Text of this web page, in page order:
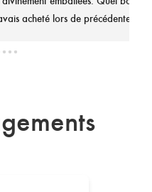
lors de précédentes